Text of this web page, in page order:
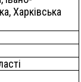
Харківська